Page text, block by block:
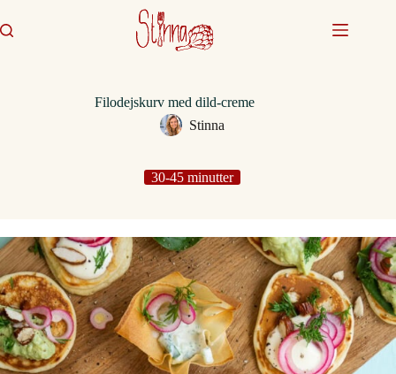
til
indhold
Filodejskurv med dild-creme
Stinna
30-45 minutter